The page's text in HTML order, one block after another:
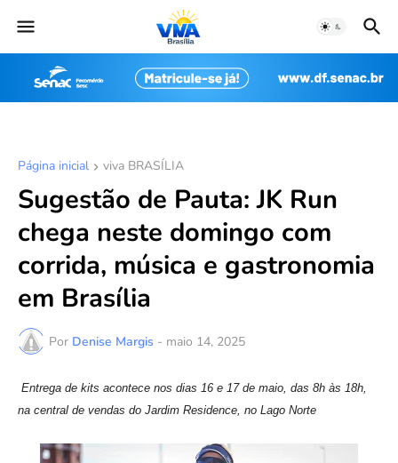
Página inicial viva BRASÍLIA
Sugestão de Pauta: JK Run
chega neste domingo com
corrida, música e gastronomia
em Brasília
Por Denise Margis - maio 14, 2025
Entrega de kits acontece nos dias 16 e 17 de maio, das 8h às 18h,
na central de vendas do Jardim Residence, no Lago Norte